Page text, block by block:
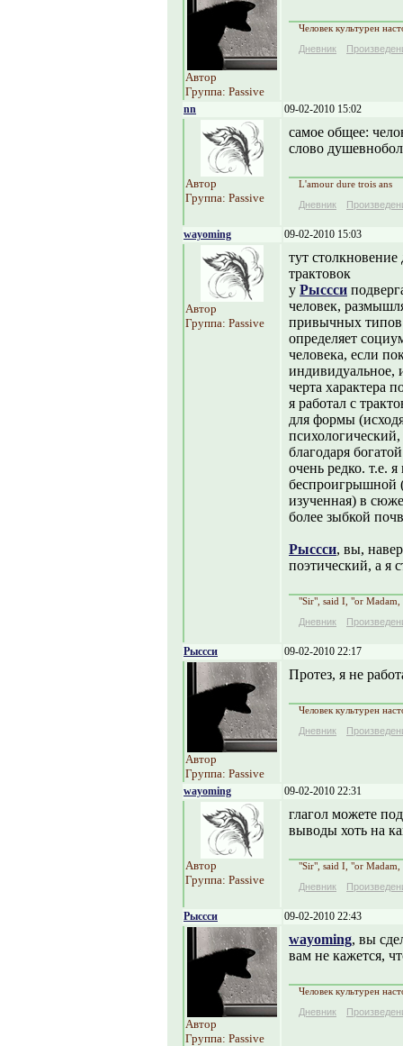
Автор
Группа: Passive
Человек культурен
Дневник
nn 09-02-2010 15:02
Автор
Группа: Passive
самое общее:
слово
L'amour dure trois ans
Дневник
wayoming 09-02-2010 15:03
Автор
Группа: Passive
тут столкновение
трактовок
у Рыссси
человек,
привычных типов
определяет
человека, если
индивидуальное,
черта характера
я работал с
для формы
благодаря
очень редко. т.е.
беспроигрышной
изученная) в
более зыбкой
Рыссси, вы,
поэтический, а я
"Sir", said I, "or
Дневник
Рыссси 09-02-2010 22:17
Автор
Группа: Passive
Протез, я не
Человек культурен
Дневник
wayoming 09-02-2010 22:31
Автор
Группа: Passive
глагол можете
выводы хоть на
"Sir", said I, "or
Дневник
Рыссси 09-02-2010 22:43
Автор
Группа: Passive
wayoming, вы
вам не кажется,
Человек культурен
Дневник